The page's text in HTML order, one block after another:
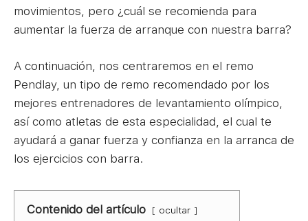
movimientos, pero ¿cuál se recomienda para
aumentar la fuerza de arranque con nuestra barra?
A continuación, nos centraremos en el remo
Pendlay, un tipo de remo recomendado por los
mejores entrenadores de levantamiento olímpico,
así como atletas de esta especialidad, el cual te
ayudará a ganar fuerza y confianza en la arranca de
los ejercicios con barra.
Contenido del artículo ocultar